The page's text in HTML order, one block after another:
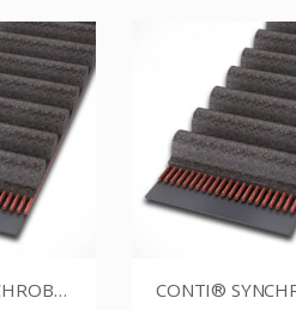
CONTI® SYNCHROBELT 88XL-400 CUSTOM